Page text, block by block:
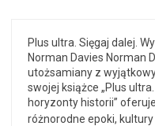
Plus ultra. Sięgaj dalej.
Norman Davies Norman
utożsamiany z
swojej książce „Plus
horyzonty historii”
różnorodne epoki, kultury